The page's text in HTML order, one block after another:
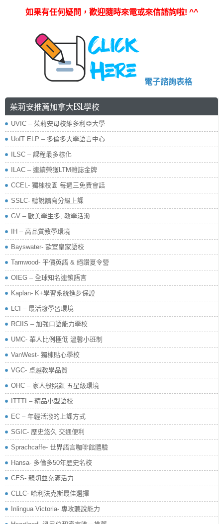
如果有任何疑問，歡迎隨時來電或來信諮詢啦! ^^
電子諮詢表格
茱莉安推薦加拿大ESL學校
UVIC – 茱莉安母校維多利亞大學
UofT ELP – 多倫多大學語言中心
ILSC – 課程最多樣化
ILAC – 連續榮獲LTM雜誌金牌
CCEL- 獨棟校園 每週三免費會話
SSLC- 聽說讀寫分級上課
GV – 歐美學生多, 教學活潑
IH – 高品質教學環境
Bayswater- 歐室皇家語校
Tamwood- 平價英語 & 絕讚夏令營
OIEG – 全球知名連鎖語言
Kaplan- K+學習系統進步保證
LCI – 最活潑學習環境
RCIIS – 加強口語能力學校
UMC- 華人比例極低 溫馨小班制
VanWest- 獨棟貼心學校
VGC- 卓越教學品質
OHC – 家人般照顧 五星級環境
ITTTI – 精品小型語校
EC – 年輕活潑的上課方式
SGIC- 歷史悠久 交通便利
Sprachcaffe- 世界語言咖啡館體驗
Hansa- 多倫多50年歷史名校
CES- 親切並充滿活力
CLLC- 哈利法克斯最佳選擇
Inlingua Victoria‏- 專攻聽說能力